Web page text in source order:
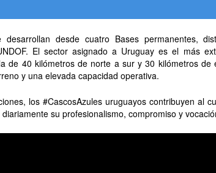
desarrollan desde cuatro Bases permanentes,
El sector asignado a Uruguay es el más
de 40 kilómetros de norte a sur y 30 kilómetros
y una elevada capacidad operativa.
los #CascosAzules uruguayos contribuyen al
su profesionalismo, compromiso y